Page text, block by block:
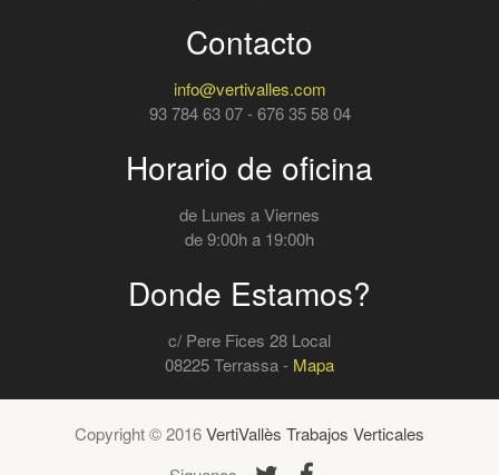
Contacto
info@vertivalles.com
93 784 63 07 - 676 35 58 04
Horario de oficina
de Lunes a Viernes
de 9:00h a 19:00h
Donde Estamos?
c/ Pere Fices 28 Local
08225 Terrassa - Mapa
Copyright © 2016VertiVallès Trabajos Verticales